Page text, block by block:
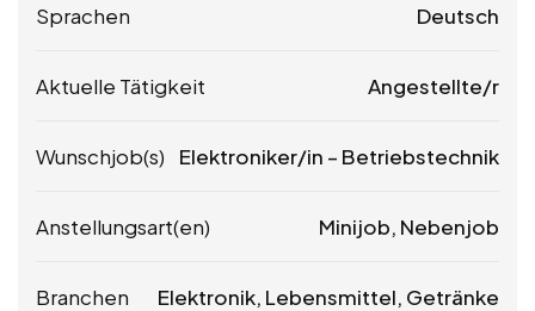
Sprachen Deutsch
Aktuelle Tätigkeit Angestellte/r
Wunschjob(s) Elektroniker/in – Betriebstechnik
Anstellungsart(en) Minijob, Nebenjob
Branchen Elektronik, Lebensmittel, Getränke